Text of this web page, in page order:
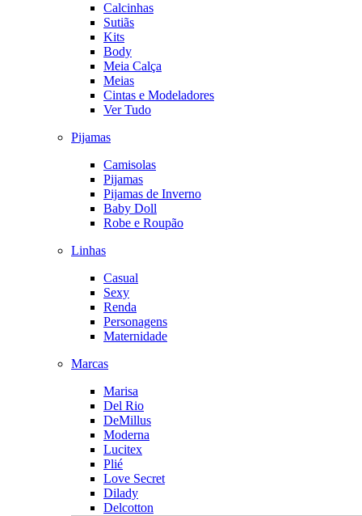
Calcinhas
Sutiãs
Kits
Body
Meia Calça
Meias
Cintas e Modeladores
Ver Tudo
Pijamas
Camisolas
Pijamas
Pijamas de Inverno
Baby Doll
Robe e Roupão
Linhas
Casual
Sexy
Renda
Personagens
Maternidade
Marcas
Marisa
Del Rio
DeMillus
Moderna
Lucitex
Plié
Love Secret
Dilady
Delcotton